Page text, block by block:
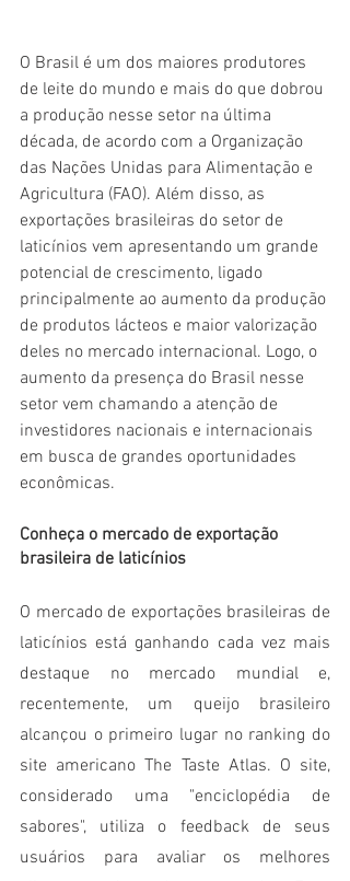
O Brasil é um dos maiores produtores
de leite do mundo e mais do que dobrou
a produção nesse setor na última
década, de acordo com a Organização
das Nações Unidas para Alimentação e
Agricultura (FAO). Além disso, as
exportações brasileiras do setor de
laticínios vem apresentando um grande
potencial de crescimento, ligado
principalmente ao aumento da produção
de produtos lácteos e maior valorização
deles no mercado internacional. Logo, o
aumento da presença do Brasil nesse
setor vem chamando a atenção de
investidores nacionais e internacionais
em busca de grandes oportunidades
econômicas.
Conheça o mercado de exportação
brasileira de laticínios
O mercado de exportações brasileiras de
laticínios está ganhando cada vez mais
destaque no mercado mundial e,
recentemente, um queijo brasileiro
alcançou o primeiro lugar no ranking do
site americano The Taste Atlas. O site,
considerado uma "enciclopédia de
sabores", utiliza o feedback de seus
usuários para avaliar os melhores